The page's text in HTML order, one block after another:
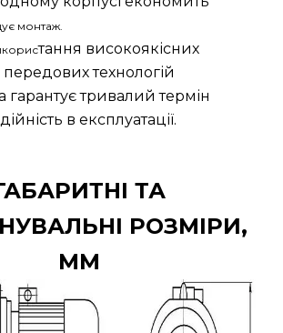
монтаж.
тання високоякісних
передових технологій
гарантує тривалий термін
в експлуатації.
ТА
РОЗМІРИ,
ММ